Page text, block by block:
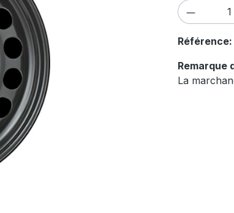
Référence:
Remarque
La